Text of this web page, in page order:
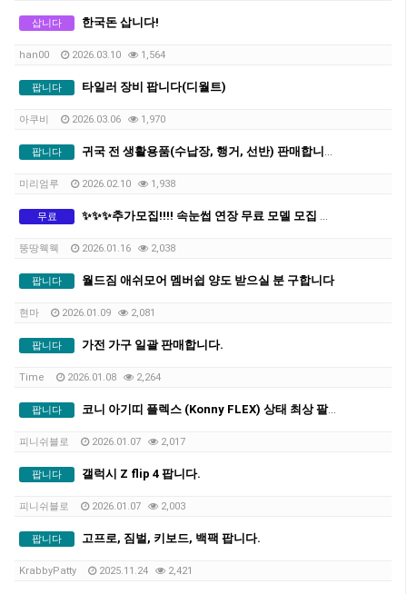
삽니다 한국돈 삽니다!
han00 2026.03.10 1,564
팝니다 타일러 장비 팝니다(디월트)
아쿠비 2026.03.06 1,970
팝니다 귀국 전 생활용품(수납장, 행거, 선반) 판매합니다!
미리엄루 2026.02.10 1,938
무료 ✨✨✨추가모집!!!! 속눈썹 연장 무료 모델 모집 ✨✨✨ (전문가 시술 / 수강생 연습 ❌)
뚱땅웩웩 2026.01.16 2,038
팝니다 월드짐 애쉬모어 멤버쉽 양도 받으실 분 구합니다
현마 2026.01.09 2,081
팝니다 가전 가구 일괄 판매합니다.
Time 2026.01.08 2,264
팝니다 코니 아기띠 플렉스 (Konny FLEX) 상태 최상 팔아요
피니쉬블로 2026.01.07 2,017
팝니다 갤럭시 Z flip 4 팝니다.
피니쉬블로 2026.01.07 2,003
팝니다 고프로, 짐벌, 키보드, 백팩 팝니다.
KrabbyPatty 2025.11.24 2,421